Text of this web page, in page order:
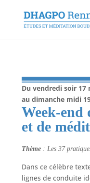
Du vendredi soir 17
au dimanche midi
Week-end
et de
Thème : Les 37
Dans ce célèbre
lignes de conduite